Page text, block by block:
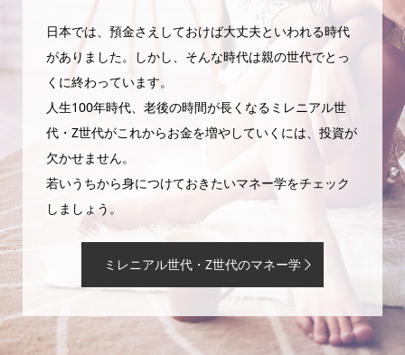
日本では、預金さえしておけば大丈夫といわれる時代
がありました。しかし、そんな時代は親の世代でとっ
くに終わっています。
人生100年時代、老後の時間が長くなるミレニアル世
代・Z世代がこれからお金を増やしていくには、投資が
欠かせません。
若いうちから身につけておきたいマネー学をチェック
しましょう。
ミレニアル世代・Z世代のマネー学